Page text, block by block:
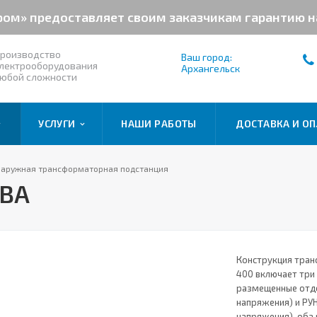
предоставляет своим заказчикам
сложности
Ваш город:
Архангельск
УСЛУГИ НАШИ РАБОТЫ ДОСТАВКА И
трансформаторная подстанция
Конструкция
400 включает
размещенные
напряжения) и